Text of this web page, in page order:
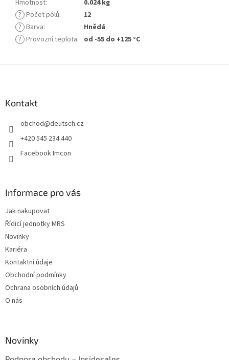
Hmotnost:
0.024 kg
? Počet pólů:
12
? Barva:
Hnědá
? Provozní teplota: od -55 do +125 °C
Kontakt
obchod@deutsch.cz
+420 545 234 440
Facebook Imcon
Informace pro vás
Jak nakupovat
Řídicí jednotky MRS
Novinky
Kariéra
Kontaktní údaje
Obchodní podmínky
Ochrana osobních údajů
O nás
Novinky